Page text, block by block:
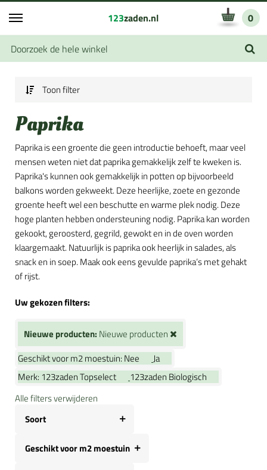
123zaden.nl 0
Toon filter
Paprika
Paprika is een groente die geen introductie behoeft, maar veel
mensen weten niet dat paprika gemakkelijk zelf te kweken is.
Paprika's kunnen ook gemakkelijk in potten op bijvoorbeeld
balkons worden gekweekt. Deze heerlijke, zoete en gezonde
groente heeft wel een beschutte en warme plek nodig. Deze
hoge planten hebben ondersteuning nodig. Paprika kan worden
gekookt, geroosterd, gegrild, gewokt en in de oven worden
klaargemaakt. Natuurlijk is paprika ook heerlijk in salades, als
snack en in soep. Maak ook eens gevulde paprika’s met gehakt
of rijst.
Uw gekozen filters:
Nieuwe producten: Nieuwe producten
Geschikt voor m2 moestuin: Nee
Ja
Merk: 123zaden Topselect
123zaden Biologisch
Alle filters verwijderen
Soort
Geschikt voor m2 moestuin